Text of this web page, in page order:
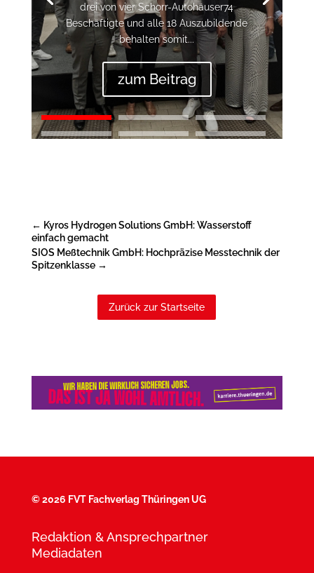
drei von vier Schorr-Autohäuser74
Beschäftigte und alle 18 Auszubildende
behalten somit...
zum Beitrag
← Kyros Hydrogen Solutions GmbH: Wasserstoff
einfach gemacht
SIOS Meßtechnik GmbH: Hochpräzise Messtechnik der
Spitzenklasse→
Zurück zur Startseite
©2026 FVT Fachverlag Thüringen UG
Redaktion & Ansprechpartner
Mediadaten